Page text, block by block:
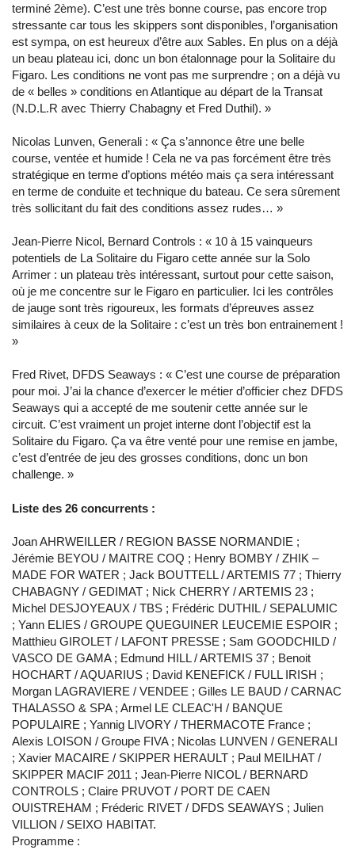
terminé 2ème). C’est une très bonne course, pas encore trop
stressante car tous les skippers sont disponibles, l’organisation
est sympa, on est heureux d’être aux Sables. En plus on a déjà
un beau plateau ici, donc un bon étalonnage pour la Solitaire du
Figaro. Les conditions ne vont pas me surprendre ; on a déjà vu
de « belles » conditions en Atlantique au départ de la Transat
(N.D.L.R avec Thierry Chabagny et Fred Duthil). »
Nicolas Lunven, Generali : « Ça s’annonce être une belle
course, ventée et humide ! Cela ne va pas forcément être très
stratégique en terme d’options météo mais ça sera intéressant
en terme de conduite et technique du bateau. Ce sera sûrement
très sollicitant du fait des conditions assez rudes… »
Jean-Pierre Nicol, Bernard Controls : « 10 à 15 vainqueurs
potentiels de La Solitaire du Figaro cette année sur la Solo
Arrimer : un plateau très intéressant, surtout pour cette saison,
où je me concentre sur le Figaro en particulier. Ici les contrôles
de jauge sont très rigoureux, les formats d’épreuves assez
similaires à ceux de la Solitaire : c’est un très bon entrainement !
»
Fred Rivet, DFDS Seaways : « C’est une course de préparation
pour moi. J’ai la chance d’exercer le métier d’officier chez DFDS
Seaways qui a accepté de me soutenir cette année sur le
circuit. C’est vraiment un projet interne dont l’objectif est la
Solitaire du Figaro. Ça va être venté pour une remise en jambe,
c’est d’entrée de jeu des grosses conditions, donc un bon
challenge. »
Liste des 26 concurrents :
Joan AHRWEILLER / REGION BASSE NORMANDIE ;
Jérémie BEYOU / MAITRE COQ ; Henry BOMBY / ZHIK –
MADE FOR WATER ; Jack BOUTTELL / ARTEMIS 77 ; Thierry
CHABAGNY / GEDIMAT ; Nick CHERRY / ARTEMIS 23 ;
Michel DESJOYEAUX / TBS ; Frédéric DUTHIL / SEPALUMIC
; Yann ELIES / GROUPE QUEGUINER LEUCEMIE ESPOIR ;
Matthieu GIROLET / LAFONT PRESSE ; Sam GOODCHILD /
VASCO DE GAMA ; Edmund HILL / ARTEMIS 37 ; Benoit
HOCHART / AQUARIUS ; David KENEFICK / FULL IRISH ;
Morgan LAGRAVIERE / VENDEE ; Gilles LE BAUD / CARNAC
THALASSO & SPA ; Armel LE CLEAC'H / BANQUE
POPULAIRE ; Yannig LIVORY / THERMACOTE France ;
Alexis LOISON / Groupe FIVA ; Nicolas LUNVEN / GENERALI
; Xavier MACAIRE / SKIPPER HERAULT ; Paul MEILHAT /
SKIPPER MACIF 2011 ; Jean‐Pierre NICOL / BERNARD
CONTROLS ; Claire PRUVOT / PORT DE CAEN
OUISTREHAM ; Fréderic RIVET / DFDS SEAWAYS ; Julien
VILLION / SEIXO HABITAT.
Programme :